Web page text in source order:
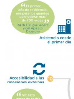
Traductor
Segueix-nos: